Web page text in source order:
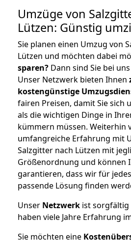
Umzüge von
Lützen: Günstig
Sie planen einen Umzug von
Lützen und möchten dabei
sparen? Dann sind Sie bei
Unser Netzwerk bieten Ihnen
kostengünstige
fairen Preisen, damit Sie sich
als die wichtigen Dinge in
kümmern müssen. Weiterhin
umfangreiche Erfahrung mit
Salzgitter nach Lützen mit
Größenordnung und können
garantieren, dass wir für
passende Lösung finden
Unser Netzwerk ist
haben viele Jahre Erfahrung
Sie möchten eine